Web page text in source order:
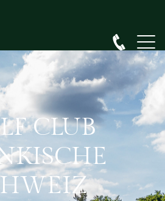
CLUB